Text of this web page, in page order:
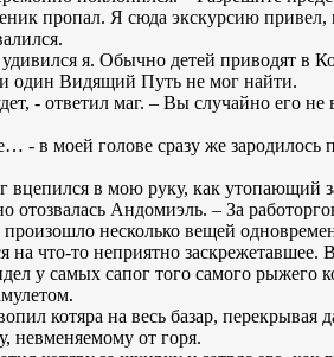
пропал. Я сюда экскурсию привел,
я. Обычно детей приводят в
один Видящий Путь не мог найти.
- ответил маг. – Вы случайно его
- в моей голове сразу же
вцепился в мою руку, как
отозвалась Андомиэль. – За
несколько вещей
на что-то неприятно заскрежетавшее.
у самых сапог того самого
котяра на весь базар,
невменяемому от горя.